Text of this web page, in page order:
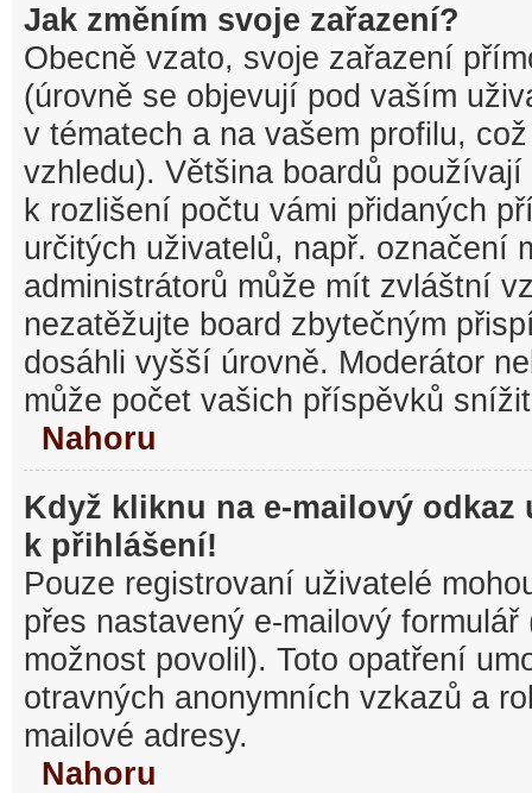
Jak změním svoje zařazení?
Obecně vzato, svoje zařazení
(úrovně se objevují pod vaším
v tématech a na vašem profilu,
vzhledu). Většina boardů
k rozlišení počtu vámi přidaných
určitých uživatelů, např. označení
administrátorů může mít zvláštní
nezatěžujte board zbytečným
dosáhli vyšší úrovně. Moderátor
může počet vašich příspěvků
Nahoru
Když kliknu na e-mailový odkaz
k přihlášení!
Pouze registrovaní uživatelé
přes nastavený e-mailový
možnost povolil). Toto opatření
otravných anonymních vzkazů a
mailové adresy.
Nahoru